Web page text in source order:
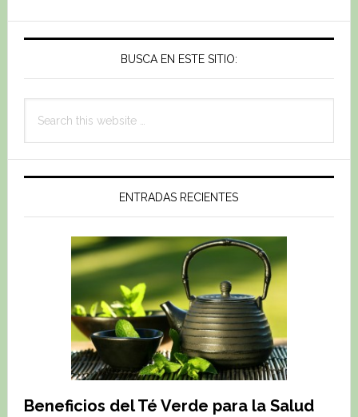
Primary
BUSCA EN ESTE SITIO:
this
ENTRADAS RECIENTES
Beneficios del Té Verde para la Salud